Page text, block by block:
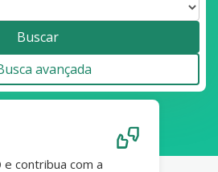
Buscar
avançada
e contribua com a